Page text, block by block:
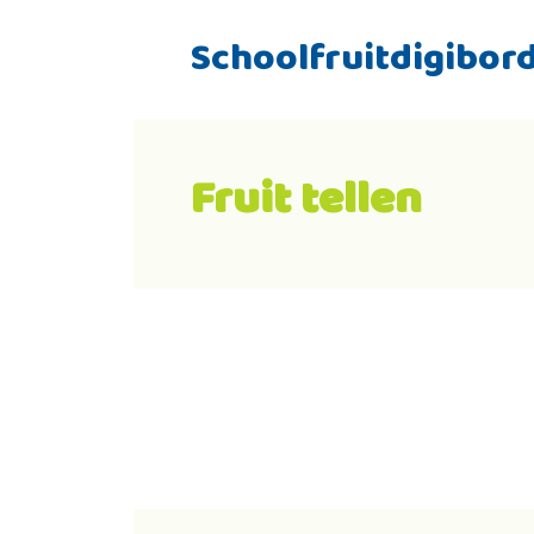
Fruit tellen